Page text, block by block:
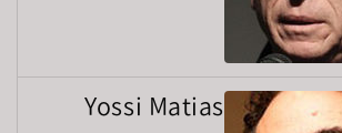
Yossi Matias